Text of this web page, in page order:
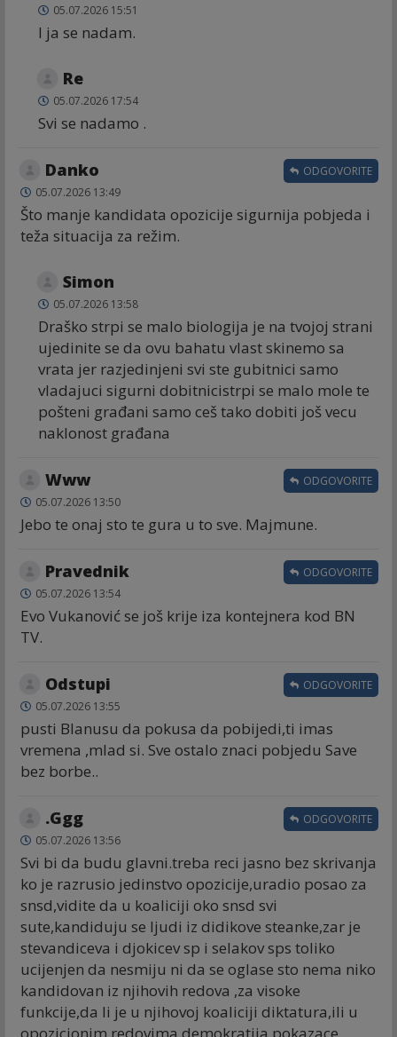
05.07.2026 15:51
I ja se nadam.
Re
05.07.2026 17:54
Svi se nadamo .
Danko
05.07.2026 13:49
Što manje kandidata opozicije sigurnija pobjeda i
teža situacija za režim.
ODGOVORITE
Simon
05.07.2026 13:58
Draško strpi se malo biologija je na tvojoj strani
ujedinite se da ovu bahatu vlast skinemo sa
vrata jer razjedinjeni svi ste gubitnici samo
vladajuci sigurni dobitnicistrpi se malo mole te
pošteni građani samo ceš tako dobiti još vecu
naklonost građana
Www
05.07.2026 13:50
Jebo te onaj sto te gura u to sve. Majmune.
ODGOVORITE
Pravednik
05.07.2026 13:54
Evo Vukanović se još krije iza kontejnera kod BN
TV.
ODGOVORITE
Odstupi
05.07.2026 13:55
pusti Blanusu da pokusa da pobijedi,ti imas
vremena ,mlad si. Sve ostalo znaci pobjedu Save
bez borbe..
ODGOVORITE
.Ggg
05.07.2026 13:56
Svi bi da budu glavni.treba reci jasno bez skrivanja
ko je razrusio jedinstvo opozicije,uradio posao za
snsd,vidite da u koaliciji oko snsd svi
sute,kandiduju se ljudi iz didikove steanke,zar je
stevandiceva i djokicev sp i selakov sps toliko
ucijenjen da nesmiju ni da se oglase sto nema niko
kandidovan iz njihovih redova ,za visoke
funkcije,da li je u njihovoj koaliciji diktatura,ili u
ODGOVORITE